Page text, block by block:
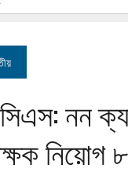
নন